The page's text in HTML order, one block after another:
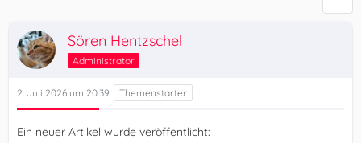
Sören Hentzschel
Administrator
2. Juli 2026 um 20:39
Ein neuer Artikel wurde veröffentlicht: